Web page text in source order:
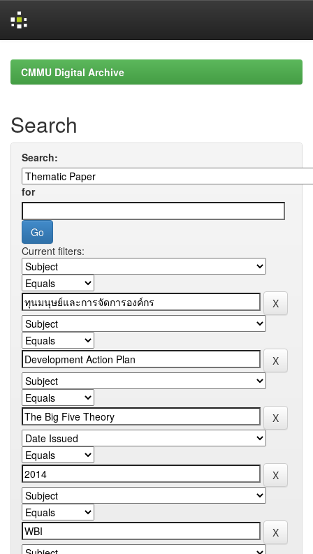
navigationCMMU Digital Archive
Search
Search:
for
Current filters: